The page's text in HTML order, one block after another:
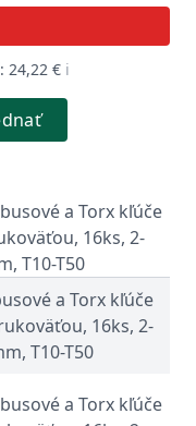
24,22 € ℹ️
a Torx kľúče
16ks, 2-
T10-T50